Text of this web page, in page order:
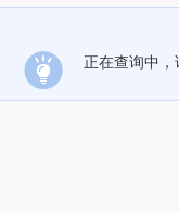
正在查询中，